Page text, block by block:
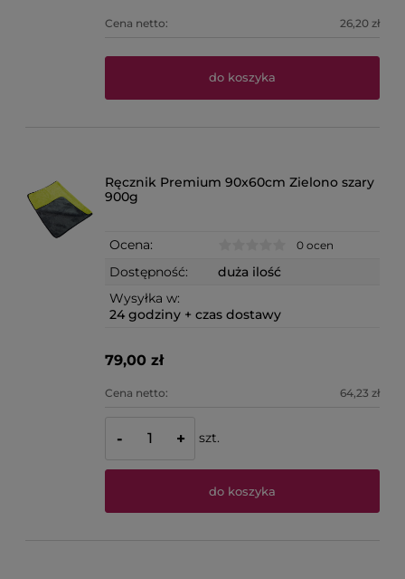
Cena netto: 26,20 zł
do koszyka
Ręcznik Premium 90x60cm Zielono szary
900g
Ocena: 0 ocen
Dostępność:
duża ilość
Wysyłka w:
24 godziny + czas dostawy
79,00 zł
Cena netto: 64,23 zł
- + szt.
do koszyka